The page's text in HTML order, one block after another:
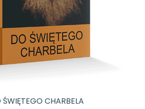
ŚWIĘTEGO CHARBELA